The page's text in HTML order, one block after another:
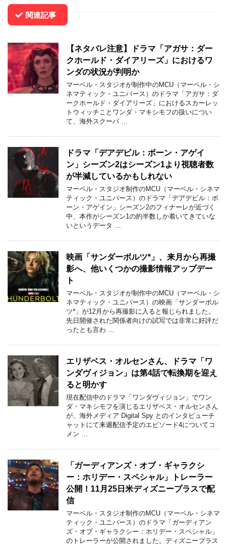
関連記事
【ネタバレ注意】ドラマ「アガサ：ダー
クホールド・ダイアリーズ」におけるワ
ンダの状況が判明か
マーベル・スタジオが制作中のMCU（マーベル・シ
ネマティック・ユニバース）のドラマ「アガサ：ダ
ークホールド・ダイアリーズ」におけるスカーレッ
トウィッチことワンダ・マキシモフの扱いについ
て、海外スクーパ …
ドラマ「デアデビル：ボーン・アゲイ
ン」シーズン2はシーズン1より視聴者数
が半減しているかもしれない
マーベル・スタジオ制作のMCU（マーベル・シネマ
ティック・ユニバース）のドラマ「デアデビル：ボ
ーン・アゲイン」シーズン2のフィナーレが近づく
中、本作がシーズン1の約半数しか着いてきていな
いというデータ …
映画「サンダーボルツ*」、来月から再撮
影へ、他いくつかの撮影情報アップデー
ト
マーベル・スタジオが制作中のMCU（マーベル・シ
ネマティック・ユニバース）の映画「サンダーボル
ツ*」が12月から再撮影に入ると報じられました。
先日開催された関係者向けの試写では非常に好評だ
ったとも言わ …
エリザベス・オルセンさん、ドラマ「ワ
ンダヴィジョン」は第4話で転換期を迎え
ると明かす
現在配信中のドラマ「ワンダヴィジョン」でワン
ダ・マキシモフを演じるエリザベス・オルセンさん
が、海外メディア Digital Spy とのインタビューチ
ャットにて来週配信予定のエピソード4についてコ
メン …
「ガーディアンズ・オブ・ギャラクシ
ー：ホリデー・スペシャル」トレーラー
公開！11月25日米ディズニープラスで配
信
マーベル・スタジオ制作のMCU（マーベル・シネマ
ティック・ユニバース）のドラマ「ガーディアン
ズ・オブ・ギャラクシー：ホリデー・スペシャル」
のトレーラーが公開されました。ディズニープラス